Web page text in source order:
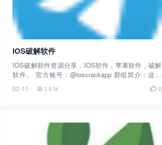
IOS破解软件
IOS破解软件资源分享，IOS软件，苹果软件，破解
软件。 官方账号：@ioscrackapp 群组简介：这个
电报群创建的时间很长，主要针对苹果用户，分享
IOS软件，苹果软件，破解软件，截止目前拥有1万
02-11 1.4 W  0